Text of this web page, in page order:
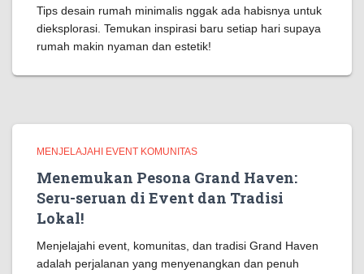
Tips desain rumah minimalis nggak ada habisnya untuk
dieksplorasi. Temukan inspirasi baru setiap hari supaya
rumah makin nyaman dan estetik!
MENJELAJAHI EVENT KOMUNITAS
Menemukan Pesona Grand Haven:
Seru-seruan di Event dan Tradisi
Lokal!
Menjelajahi event, komunitas, dan tradisi Grand Haven
adalah perjalanan yang menyenangkan dan penuh